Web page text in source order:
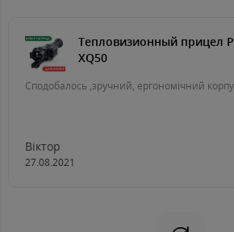
Тепловизионный прицел
XQ50
Сподобалось ,зручний, ергономічний
Віктор
27.08.2021